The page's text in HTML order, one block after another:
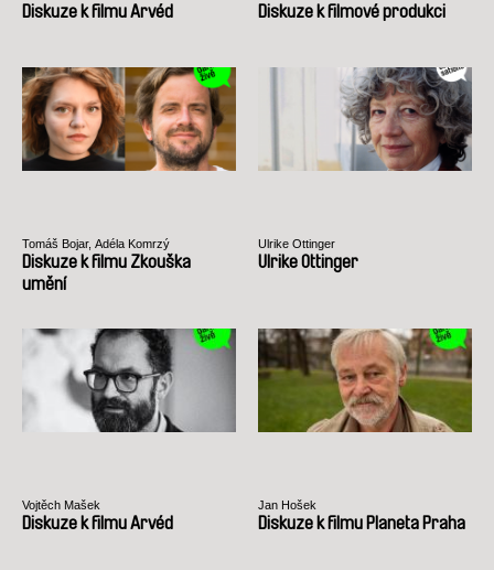
Diskuze k filmu Arvéd Diskuze k filmové produkci
Tomáš Bojar, Adéla Komrzý
Diskuze k filmu Zkouška
umění
Ulrike Ottinger
Ulrike Ottinger
Vojtěch Mašek
Diskuze k filmu Arvéd
Jan Hošek
Diskuze k filmu Planeta Praha